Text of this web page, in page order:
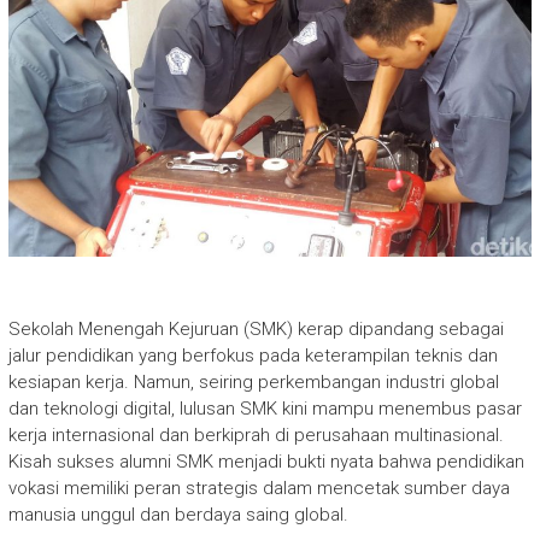
Sekolah Menengah Kejuruan (SMK) kerap dipandang sebagai
jalur pendidikan yang berfokus pada keterampilan teknis dan
kesiapan kerja. Namun, seiring perkembangan industri global
dan teknologi digital, lulusan SMK kini mampu menembus pasar
kerja internasional dan berkiprah di perusahaan multinasional.
Kisah sukses alumni SMK menjadi bukti nyata bahwa pendidikan
vokasi memiliki peran strategis dalam mencetak sumber daya
manusia unggul dan berdaya saing global.